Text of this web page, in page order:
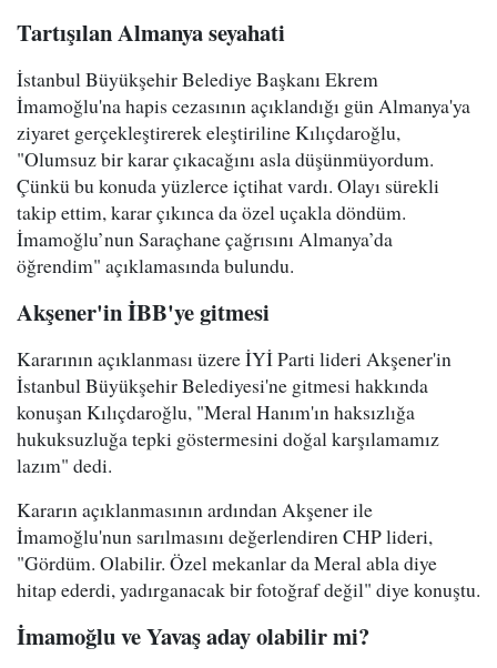
Tartışılan Almanya seyahati
İstanbul Büyükşehir Belediye Başkanı Ekrem
İmamoğlu'na hapis cezasının açıklandığı gün Almanya'ya
ziyaret gerçekleştirerek eleştiriline Kılıçdaroğlu,
"Olumsuz bir karar çıkacağını asla düşünmüyordum.
Çünkü bu konuda yüzlerce içtihat vardı. Olayı sürekli
takip ettim, karar çıkınca da özel uçakla döndüm.
İmamoğlu’nun Saraçhane çağrısını Almanya’da
öğrendim" açıklamasında bulundu.
Akşener'in İBB'ye gitmesi
Kararının açıklanması üzere İYİ Parti lideri Akşener'in
İstanbul Büyükşehir Belediyesi'ne gitmesi hakkında
konuşan Kılıçdaroğlu, "Meral Hanım'ın haksızlığa
hukuksuzluğa tepki göstermesini doğal karşılamamız
lazım" dedi.
Kararın açıklanmasının ardından Akşener ile
İmamoğlu'nun sarılmasını değerlendiren CHP lideri,
"Gördüm. Olabilir. Özel mekanlar da Meral abla diye
hitap ederdi, yadırganacak bir fotoğraf değil" diye konuştu.
İmamoğlu ve Yavaş aday olabilir mi?